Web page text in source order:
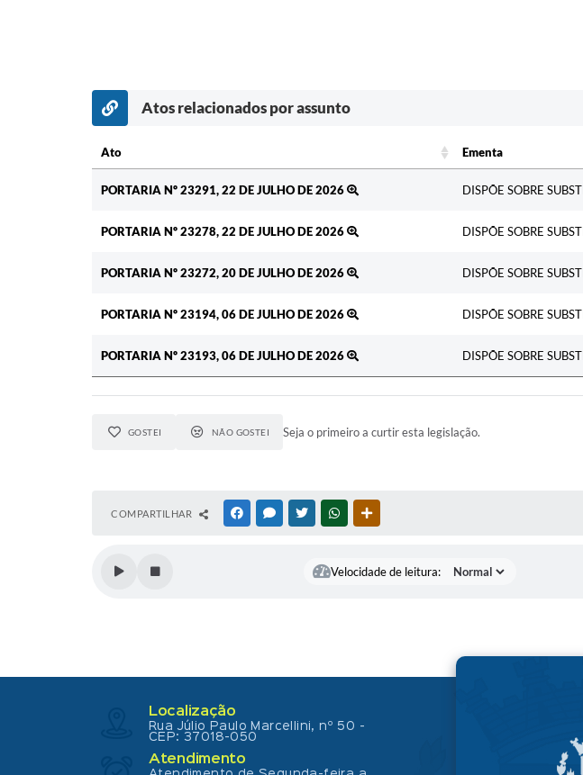
Atos relacionados por assunto
Ato Ementa
PORTARIA Nº 23291, 22 DE JULHO DE 2026
DISPÕE SOBRE
PORTARIA Nº 23278, 22 DE JULHO DE 2026 DISPÕE SOBRE
PORTARIA Nº 23272, 20 DE JULHO DE 2026 DISPÕE SOBRE
PORTARIA Nº 23194, 06 DE JULHO DE 2026 DISPÕE SOBRE
PORTARIA Nº 23193, 06 DE JULHO DE 2026 DISPÕE SOBRE
GOSTEI NÃO GOSTEI Seja o primeiro a curtir esta legislação.
COMPARTILHAR FACEBOOKMESSENGER
TWITTERWHATSAPP
Velocidade de leitura:
Localização
Rua Júlio Paulo Marcellini, nº 50 -
CEP: 37018-050
Atendimento